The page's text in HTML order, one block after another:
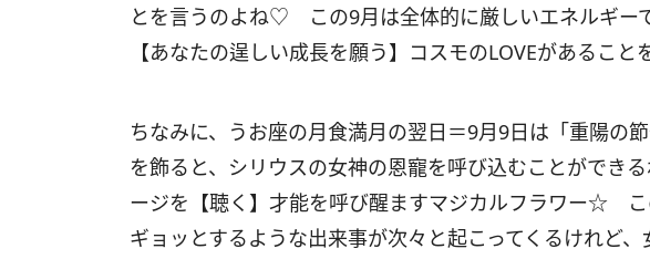
とを言うのよね♡ この9月は全体的に厳しいエネルギー
【あなたの逞しい成長を願う】コスモのLOVEがあること
ちなみに、うお座の月食満月の翌日＝9月9日は「重陽の
を飾ると、シリウスの女神の恩寵を呼び込むことがで
ージを【聴く】才能を呼び醒ますマジカルフラワー☆
ギョッとするような出来事が次々と起こってくるけれど